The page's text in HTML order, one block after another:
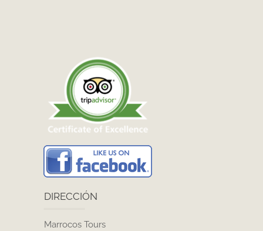
Marrocos Tours
DIRECCIÓN